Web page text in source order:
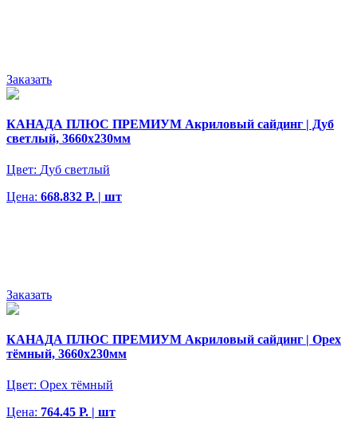
Заказать
КАНАДА ПЛЮС ПРЕМИУМ Акриловый сайдинг | Дуб
светлый, 3660х230мм
Цвет: Дуб светлый
Цена: 668.832 Р. | шт
Заказать
КАНАДА ПЛЮС ПРЕМИУМ Акриловый сайдинг | Орех
тёмный, 3660х230мм
Цвет: Орех тёмный
Цена: 764.45 Р. | шт